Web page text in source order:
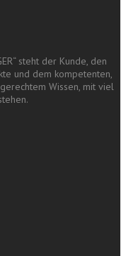
steht der Kunde, den
und dem kompetenten,
Wissen, mit viel